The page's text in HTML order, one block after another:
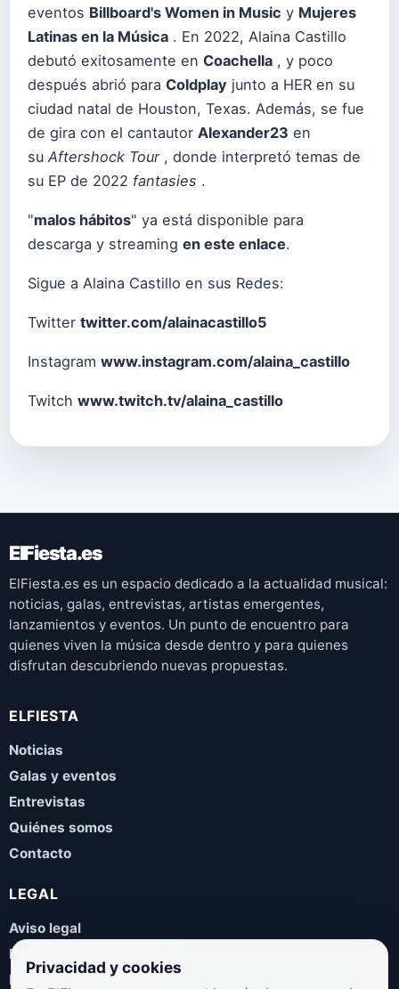
eventos Billboard's Women in Music y Mujeres
Latinas en la Música . En 2022, Alaina Castillo
debutó exitosamente en Coachella , y poco
después abrió para Coldplay junto a HER en su
ciudad natal de Houston, Texas. Además, se fue
de gira con el cantautor Alexander23 en
su Aftershock Tour, donde interpretó temas de
su EP de 2022 fantasies .
"malos hábitos" ya está disponible para
descarga y streaming en este enlace.
Sigue a Alaina Castillo en sus Redes:
Twitter twitter.com/alainacastillo5
Instagram www.instagram.com/alaina_castillo
Twitch www.twitch.tv/alaina_castillo
ElFiesta.es
ElFiesta.es es un espacio dedicado a la actualidad musical:
noticias, galas, entrevistas, artistas emergentes,
lanzamientos y eventos. Un punto de encuentro para
quienes viven la música desde dentro y para quienes
disfrutan descubriendo nuevas propuestas.
ELFIESTA
Noticias
Galas y eventos
Entrevistas
Quiénes somos
Contacto
LEGAL
Aviso legal
Política de privacidad
Política de cookies
Privacidad y cookies